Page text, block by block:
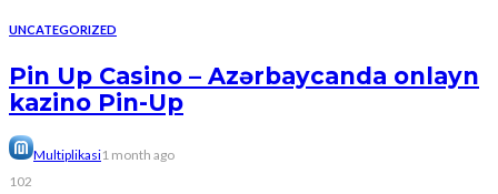
UNCATEGORIZED
Pin Up Casino – Azərbaycanda onlayn
kazino Pin-Up
Multiplikasi1 month ago
102